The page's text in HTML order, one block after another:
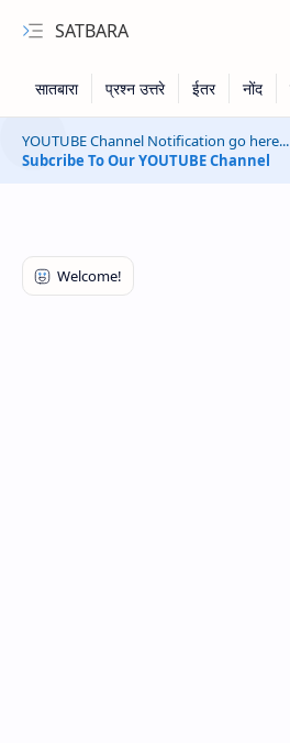
SATBARA
YOUTUBE Channel Notification go here...
Subcribe To Our YOUTUBE Channel